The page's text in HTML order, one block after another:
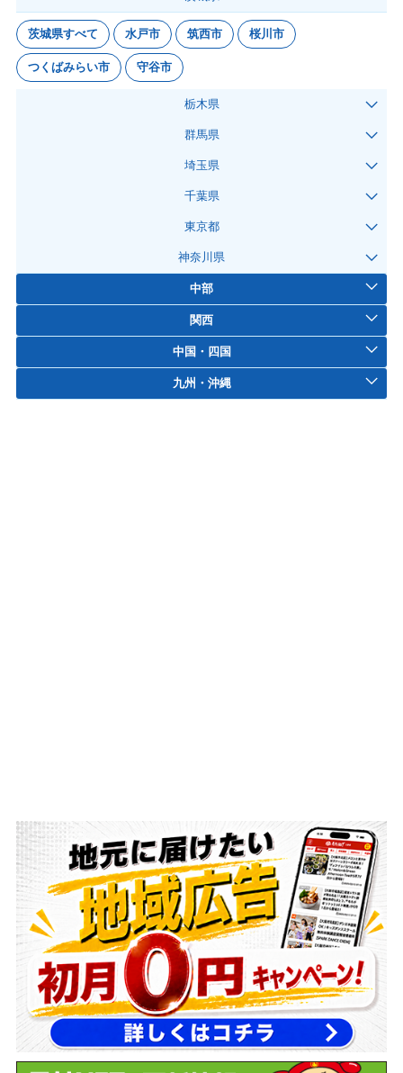
茨城県すべて 水戸市 筑西市 桜川市
つくばみらい市 守谷市
栃木県
群馬県
埼玉県
千葉県
東京都
神奈川県
中部
関西
中国・四国
九州・沖縄